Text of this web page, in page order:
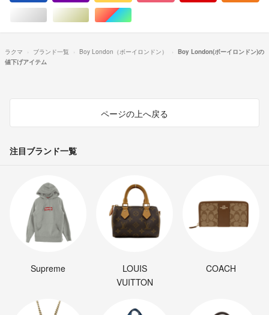
シルバー/銀色系ゴールド/金色系マルチカラー
ラクマ ブランド一覧 Boy London（ボーイロンドン）
Boy London(ボーイロンドン)の
値下げアイテム
ページの上へ戻る
注目ブランド一覧
Supreme
LOUIS
VUITTON
COACH